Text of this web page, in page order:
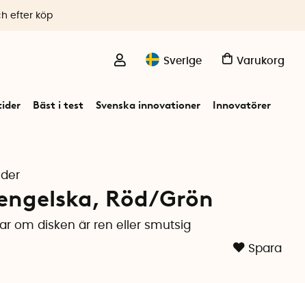
Sverige Varukorg
Bäst i test Svenska innovationer Innovatörer
efter köp
Röd/Grön
om disken är ren eller smutsig
Spara